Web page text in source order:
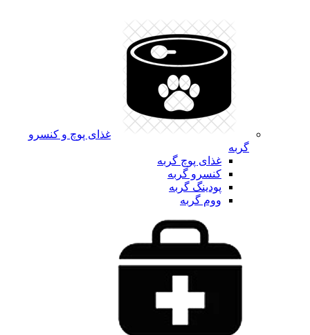
غذای پوچ و کنسرو
گربه
غذای پوچ گربه
کنسرو گربه
پودینگ گربه
ووم گربه